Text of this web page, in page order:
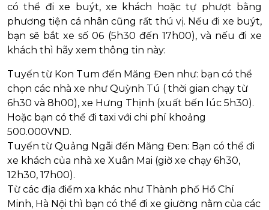
có thể đi xe buýt, xe khách hoặc tự phượt bằng
phương tiện cá nhân cũng rất thú vị. Nếu đi xe buýt,
bạn sẽ bắt xe số 06 (5h30 đến 17h00), và nếu đi xe
khách thì hãy xem thông tin này:
Tuyến từ Kon Tum đến Măng Đen như: bạn có thể
chọn các nhà xe như Quỳnh Tú ( thời gian chạy từ
6h30 và 8h00), xe Hưng Thịnh (xuất bến lúc 5h30).
Hoặc bạn có thể đi taxi với chi phí khoảng
500.000VND.
Tuyến từ Quảng Ngãi đến Măng Đen: Bạn có thể đi
xe khách của nhà xe Xuân Mai (giờ xe chạy 6h30,
12h30, 17h00).
Từ các địa điểm xa khác như Thành phố Hồ Chí
Minh, Hà Nội thì bạn có thể đi xe giường nằm của các